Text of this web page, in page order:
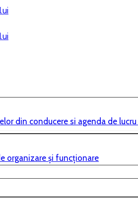
din conducere si agenda de
organizare și funcționare